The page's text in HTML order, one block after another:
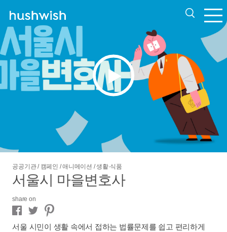
공공기관 / 캠페인 / 애니메이션 / 생활·식품
서울시 마을변호사
share on
서울 시민이 생활 속에서 접하는 법률문제를 쉽고 편리하게